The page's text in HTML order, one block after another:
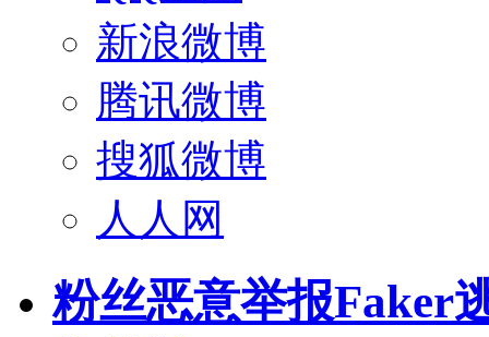
新浪微博
腾讯微博
搜狐微博
人人网
粉丝恶意举报Faker